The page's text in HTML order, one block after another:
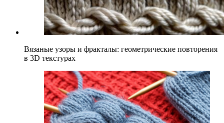
Вязаные узоры и фракталы: геометрические повторения
в 3D текстурах